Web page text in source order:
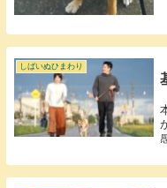
しばいぬひまわり